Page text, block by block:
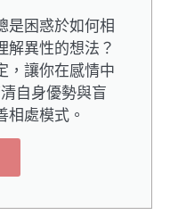
是困惑於如何相
解異性的想法？
，讓你在感情中
自身優勢與盲
相處模式。